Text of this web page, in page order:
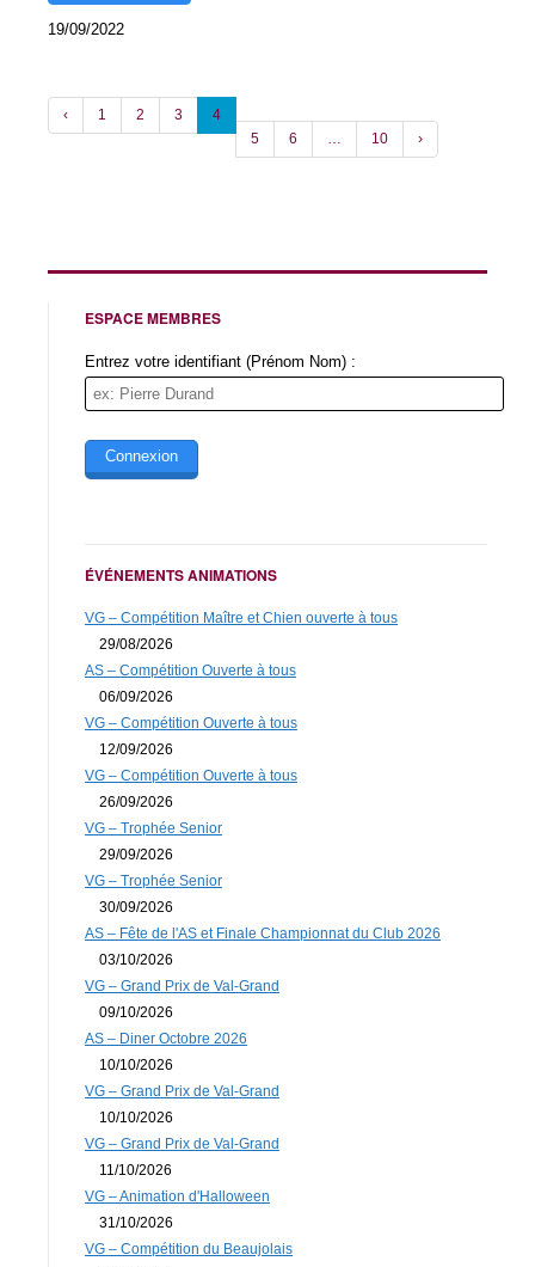
19/09/2022
‹ 1 2 3
4
5
6 … 10 ›
ESPACE MEMBRES
Entrez votre identifiant (Prénom Nom) :
ÉVÉNEMENTS ANIMATIONS
VG – Compétition Maître et Chien ouverte à tous
29/08/2026
AS – Compétition Ouverte à tous
06/09/2026
VG – Compétition Ouverte à tous
12/09/2026
VG – Compétition Ouverte à tous
26/09/2026
VG – Trophée Senior
29/09/2026
VG – Trophée Senior
30/09/2026
AS – Fête de l'AS et Finale Championnat du Club 2026
03/10/2026
VG – Grand Prix de Val-Grand
09/10/2026
AS – Diner Octobre 2026
10/10/2026
VG – Grand Prix de Val-Grand
10/10/2026
VG – Grand Prix de Val-Grand
11/10/2026
VG – Animation d'Halloween
31/10/2026
VG – Compétition du Beaujolais